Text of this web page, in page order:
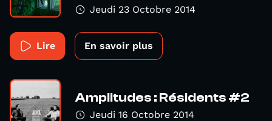
Jeudi 23 Octobre 2014
Lire En savoir plus
Amplitudes : Résidents #2
Jeudi 16 Octobre 2014